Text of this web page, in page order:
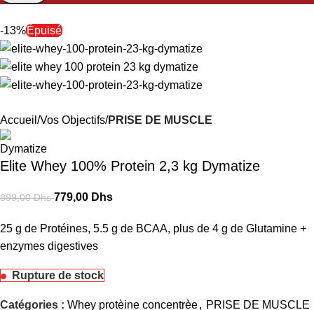
-13%Épuisé
Accueil Vos Objectifs PRISE DE MUSCLE
Elite Whey 100% Protein 2,3 kg Dymatize
899,00Dhs779,00 Dhs
25 g de Protéines, 5.5 g de BCAA, plus de 4 g de Glutamine +
enzymes digestives
Rupture de stock
Catégories : Whey protèine concentrèe, PRISE DE MUSCLE